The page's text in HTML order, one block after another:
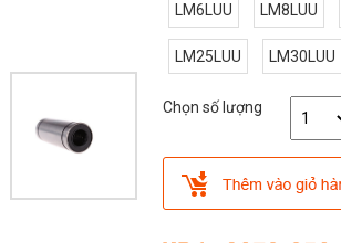
LM6LUU LM8LUU
LM25LUU LM30LUU
Chọn số lượng